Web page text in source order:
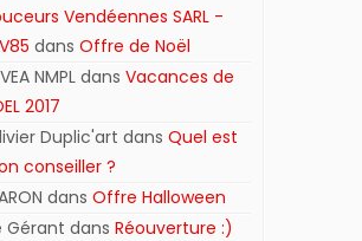
Vendéennes SARL -
dans Offre de Noël
NMPLdans Vacances de
2017
Duplic'art dans Quel est
conseiller ?
dans Offre Halloween
Gérant dans Réouverture :)